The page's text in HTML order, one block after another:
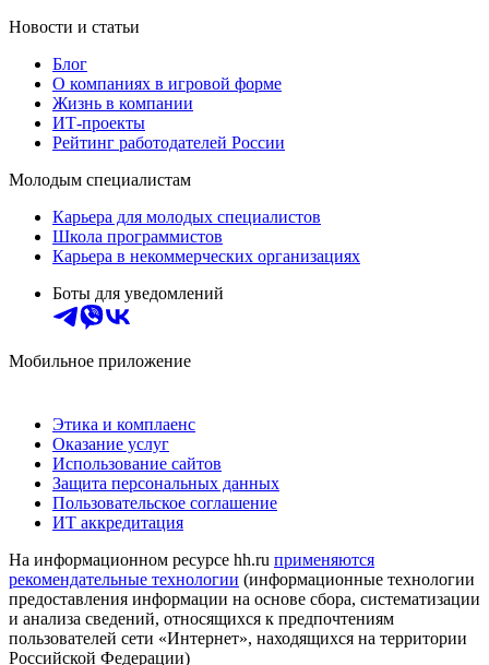
Новости и статьи
Блог
О компаниях в игровой форме
Жизнь в компании
ИТ-проекты
Рейтинг работодателей России
Молодым специалистам
Карьера для молодых специалистов
Школа программистов
Карьера в некоммерческих организациях
Боты для уведомлений
Мобильное приложение
Этика и комплаенс
Оказание услуг
Использование сайтов
Защита персональных данных
Пользовательское соглашение
ИТ аккредитация
На информационном ресурсе hh.ru применяются
рекомендательные технологии (информационные технологии
предоставления информации на основе сбора, систематизации
и анализа сведений, относящихся к предпочтениям
пользователей сети «Интернет», находящихся на территории
Российской Федерации)